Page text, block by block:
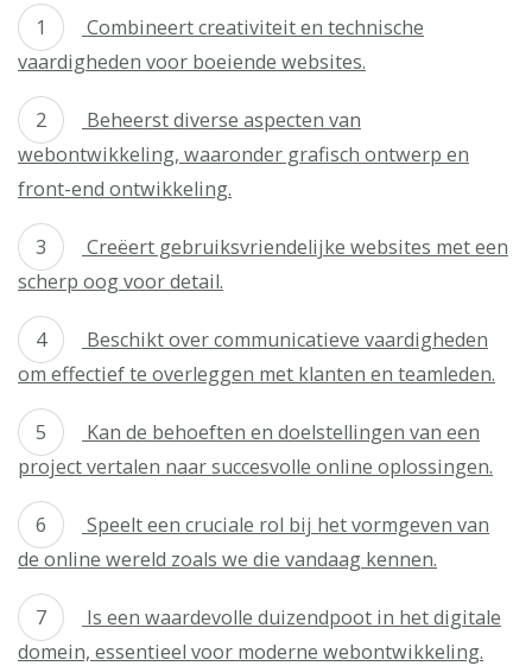
Combineert creativiteit en technische
vaardigheden voor boeiende websites.
Beheerst diverse aspecten van
webontwikkeling, waaronder grafisch ontwerp en
front-end ontwikkeling.
Creëert gebruiksvriendelijke websites met een
scherp oog voor detail.
Beschikt over communicatieve vaardigheden
om effectief te overleggen met klanten en teamleden.
Kan de behoeften en doelstellingen van een
project vertalen naar succesvolle online oplossingen.
Speelt een cruciale rol bij het vormgeven van
de online wereld zoals we die vandaag kennen.
Is een waardevolle duizendpoot in het digitale
domein, essentieel voor moderne webontwikkeling.